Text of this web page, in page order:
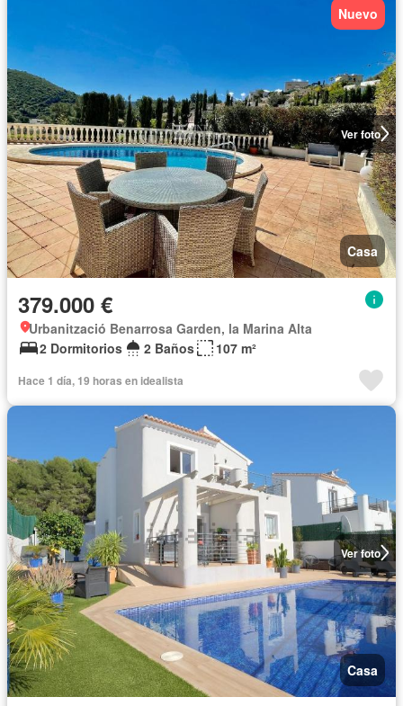
Ver foto
Nuevo
Casa
379.000 €
Urbanització Benarrosa Garden, la Marina Alta
2 Dormitorios
2 Baños 107 m²
Hace 1 día, 19 horas en idealista
Ver foto
Casa